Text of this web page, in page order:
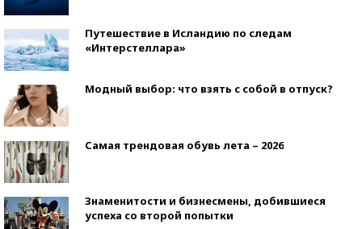
Путешествие в Исландию по следам
«Интерстеллара»
Модный выбор: что взять с собой в отпуск?
Самая трендовая обувь лета – 2026
Знаменитости и бизнесмены, добившиеся
успеха со второй попытки